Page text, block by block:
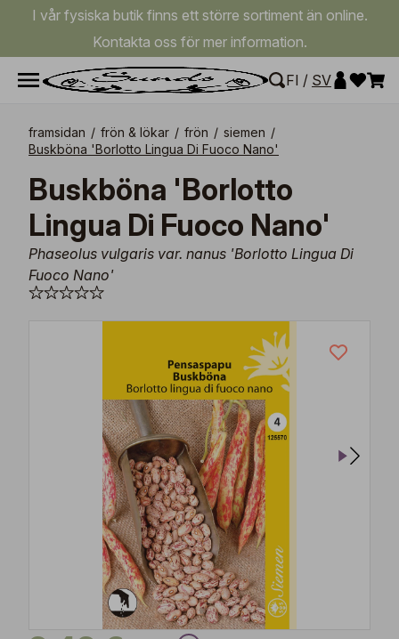
I vår fysiska butik finns ett större sortiment än online.
Kontakta oss för mer information.
FI / SV
framsidan / frön & lökar / frön / siemen /
Buskböna 'Borlotto Lingua Di Fuoco Nano'
Buskböna 'Borlotto
Lingua Di Fuoco Nano'
Phaseolus vulgaris var. nanus 'Borlotto Lingua Di
Fuoco Nano'